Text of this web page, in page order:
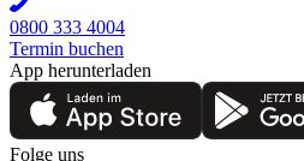
0800 333 4004
Termin buchen
App herunterladen
Folge uns